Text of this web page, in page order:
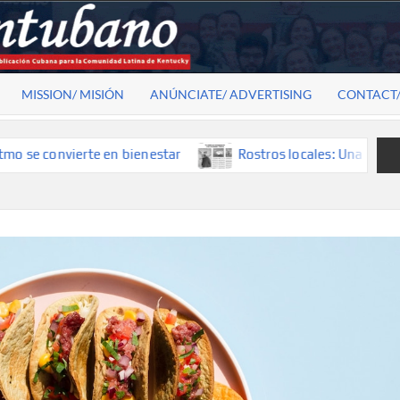
MISSION/ MISIÓN ANÚNCIATE/ ADVERTISING
en bienestar Rostros locales: Una mirada que